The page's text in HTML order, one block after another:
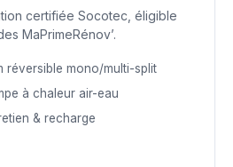
certifiée Socotec, éligible
MaPrimeRénov’.
réversible mono/multi-split
à chaleur air-eau
& recharge